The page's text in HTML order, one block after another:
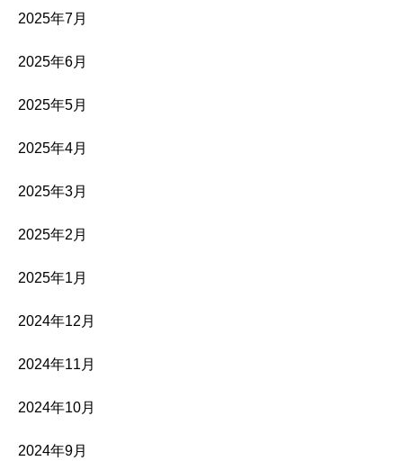
2025年7月
2025年6月
2025年5月
2025年4月
2025年3月
2025年2月
2025年1月
2024年12月
2024年11月
2024年10月
2024年9月